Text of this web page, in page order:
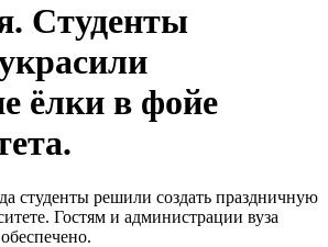
Студенты
ёлки в фойе
студенты решили создать праздничную
Гостям и администрации вуза